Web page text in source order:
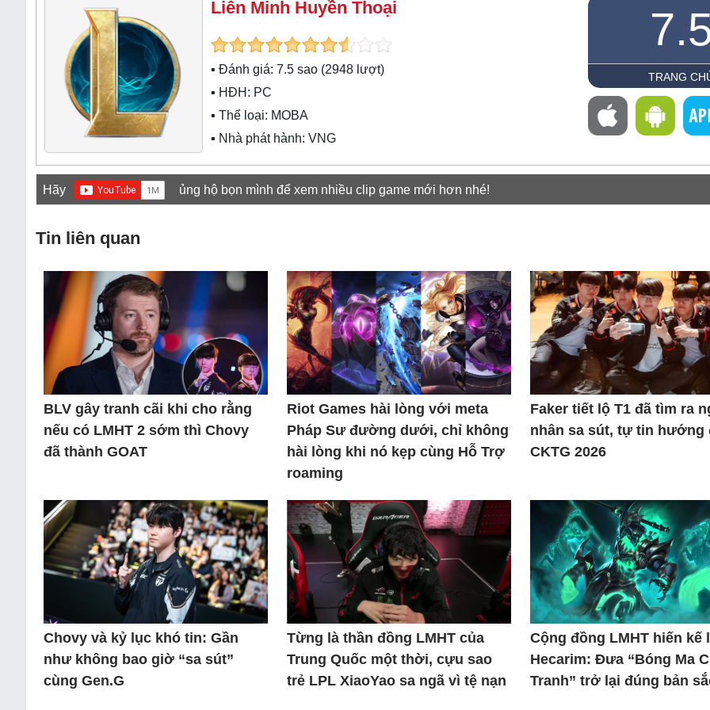
Liên Minh Huyền Thoại
▪ Đánh giá: 7.5 sao (2948 lượt)
▪ HĐH: PC
▪ Thể loại: MOBA
▪ Nhà phát hành: VNG
TRANG
Hãy ủng hộ bọn mình để xem nhiều clip game mới hơn nhé!
Tin liên quan
BLV gây tranh cãi khi cho rằng
nếu có LMHT 2 sớm thì Chovy
đã thành GOAT
Riot Games hài lòng với meta
Pháp Sư đường dưới, chỉ không
hài lòng khi nó kẹp cùng Hỗ Trợ
roaming
Faker tiết lộ T1 đã tìm ra
nhân sa sút, tự tin hướng
CKTG 2026
Chovy và kỷ lục khó tin: Gần
như không bao giờ “sa sút”
cùng Gen.G
Từng là thần đồng LMHT của
Trung Quốc một thời, cựu sao
trẻ LPL XiaoYao sa ngã vì tệ nạn
Cộng đồng LMHT hiến kế
Hecarim: Đưa “Bóng Ma
Tranh” trở lại đúng bản